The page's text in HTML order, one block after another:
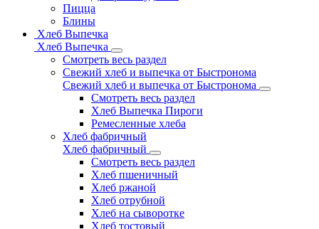
Пицца
Блины
Хлеб Выпечка
Хлеб Выпечка
Смотреть весь раздел
Свежий хлеб и выпечка от Быстронома
Свежий хлеб и выпечка от Быстронома
Смотреть весь раздел
Хлеб Выпечка Пироги
Ремесленные хлеба
Хлеб фабричный
Хлеб фабричный
Смотреть весь раздел
Хлеб пшеничный
Хлеб ржаной
Хлеб отрубной
Хлеб на сыворотке
Хлеб тостовый